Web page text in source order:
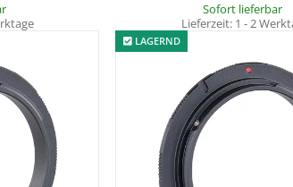
Sofort lieferbar
Lieferzeit: 1 - 2
LAGERND